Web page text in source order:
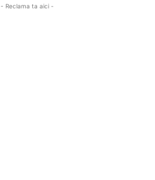
- Reclama ta aici -